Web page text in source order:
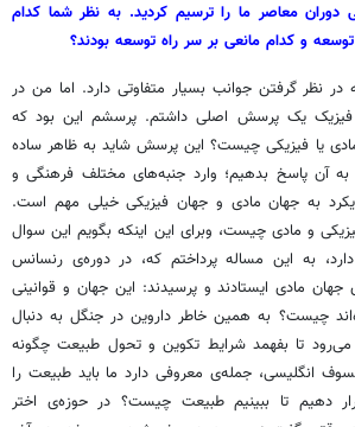
معاصر ما را ترسیم کردید. به نظر شما کدام
و کدام مانعی بر سر راه توسعه بودند؟
نظر گرفتن جوانب بسیار متفاوتی دارد. اما من در
یک پرسش اصلی داشتم. پرسشم این بود که
مادی یا فیزیکی چیست؟ این پرسش شاید به ظاهر ساده
به آن پاسخ بدهیم؛ وارد جنبه‌های مختلف فرهنگی و
به جهان مادی و جهان فیزیکی خیلی مهم است.
و مادی چیست، وبرای این اینکه بگویم این سوال
به این مساله پرداختم که، در دوره‌ی رنسانس
جهان مادی ایستادند و پرسیدند: این جهان و قوانینی
چیست؟ به همین خاطر داروین در جنگل به دنبال
می‌رود تا بفهمد شرایط تکوین و تحول طبیعت چگونه
انگلیسی، جمله‌ی معروفی دارد ما باید طبیعت را
دهیم تا ببینیم طبیعت چیست؟ در حوزه‌ی اختر